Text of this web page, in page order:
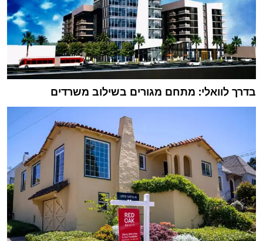
בדרך לוואלי: מתחם מגורים בשילוב משרדים